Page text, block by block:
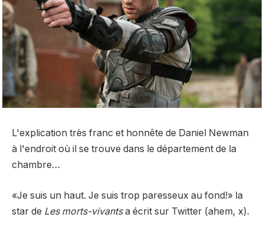
L'explication très franc et honnête de Daniel Newman
à l'endroit où il se trouve dans le département de la
chambre…
«Je suis un haut. Je suis trop paresseux au fond!» la
star de Les morts-vivantsa écrit sur Twitter (ahem, x).